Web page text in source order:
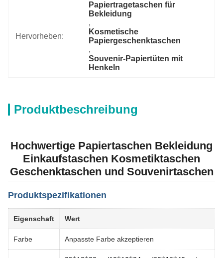
Hervorheben:
Papiertragetaschen für
Bekleidung
,
Kosmetische
Papiergeschenktaschen
,
Souvenir-Papiertüten mit
Henkeln
Produktbeschreibung
Hochwertige Papiertaschen Bekleidung
Einkaufstaschen Kosmetiktaschen
Geschenktaschen und Souvenirtaschen
Produktspezifikationen
Eigenschaft Wert
Farbe Anpasste Farbe akzeptieren